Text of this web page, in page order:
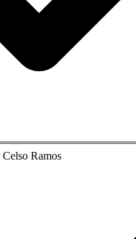
Ramos